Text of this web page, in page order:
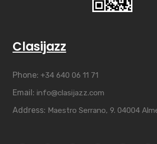
Clasijazz
Phone: +34 640 06 11 71
Email: info@clasijazz.com
Address: Maestro Serrano, 9. 04004